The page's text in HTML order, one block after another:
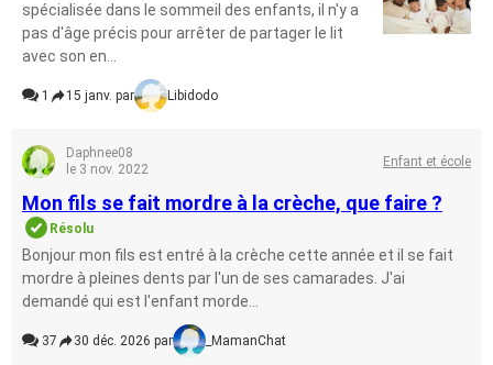
spécialisée dans le sommeil des enfants, il n'y a
pas d'âge précis pour arrêter de partager le lit
avec son en...
1 15 janv. par Libidodo
Daphnee08
le 3 nov. 2022
Enfant et école
Mon fils se fait mordre à la crèche, que faire ?
Résolu
Bonjour mon fils est entré à la crèche cette année et il se fait
mordre à pleines dents par l'un de ses camarades. J'ai
demandé qui est l'enfant morde...
37 30 déc. 2026 par _MamanChat